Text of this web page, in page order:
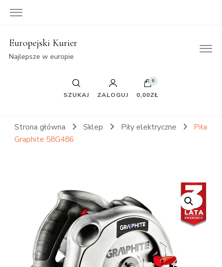
Europejski Kurier
Najlepsze w europie
SZUKAJ ZALOGUJ
0
0,00ZŁ
Strona główna Sklep Piły elektryczne
Piła
Graphite 58G486